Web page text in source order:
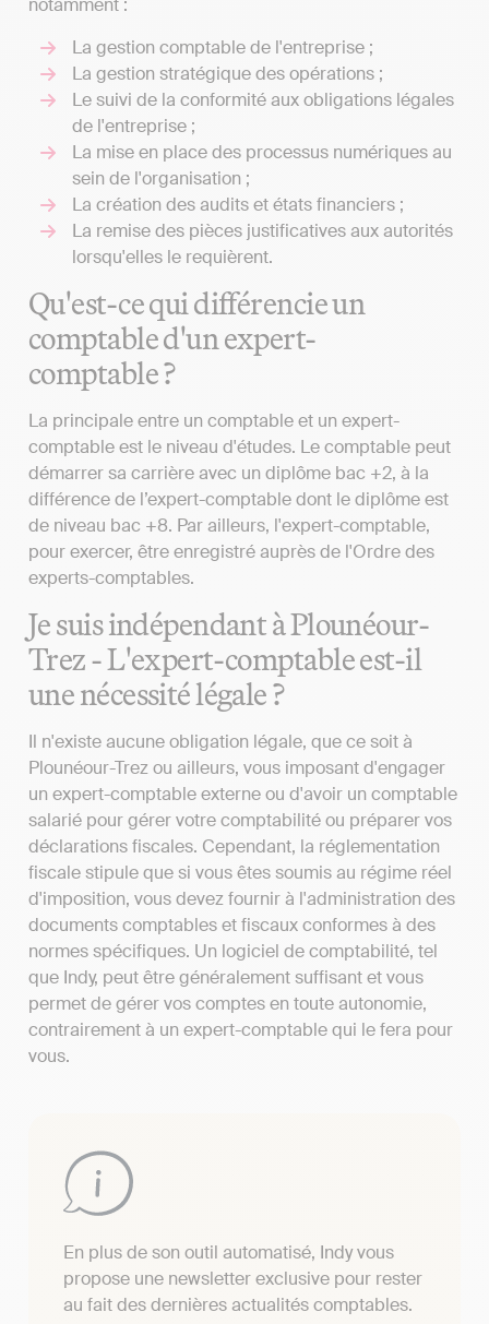
notamment :
La gestion comptable de l'entreprise ;
La gestion stratégique des opérations ;
Le suivi de la conformité aux obligations légales
de l'entreprise ;
La mise en place des processus numériques au
sein de l'organisation ;
La création des audits et états financiers ;
La remise des pièces justificatives aux autorités
lorsqu'elles le requièrent.
Qu'est-ce qui différencie un
comptable d'un expert-
comptable ?
La principale entre un comptable et un expert-
comptable est le niveau d'études. Le comptable peut
démarrer sa carrière avec un diplôme bac +2, à la
différence de l’expert-comptable dont le diplôme est
de niveau bac +8. Par ailleurs, l'expert-comptable,
pour exercer, être enregistré auprès de l'Ordre des
experts-comptables.
Je suis indépendant à Plounéour-
Trez - L'expert-comptable est-il
une nécessité légale ?
Il n'existe aucune obligation légale, que ce soit à
Plounéour-Trez ou ailleurs, vous imposant d'engager
un expert-comptable externe ou d'avoir un comptable
salarié pour gérer votre comptabilité ou préparer vos
déclarations fiscales. Cependant, la réglementation
fiscale stipule que si vous êtes soumis au régime réel
d'imposition, vous devez fournir à l'administration des
documents comptables et fiscaux conformes à des
normes spécifiques. Un logiciel de comptabilité, tel
que Indy, peut être généralement suffisant et vous
permet de gérer vos comptes en toute autonomie,
contrairement à un expert-comptable qui le fera pour
vous.
En plus de son outil automatisé, Indy vous
propose une newsletter exclusive pour rester
au fait des dernières actualités comptables.